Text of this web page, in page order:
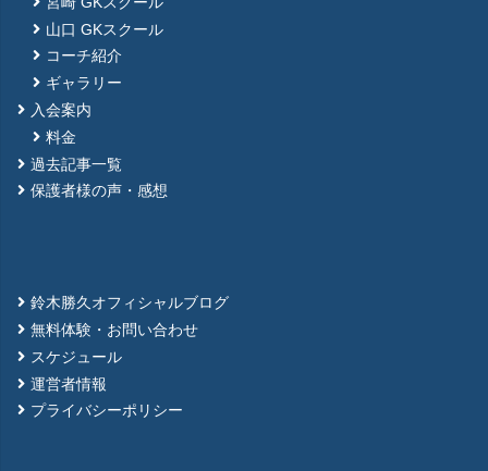
山口 GKスクール
コーチ紹介
ギャラリー
入会案内
料金
過去記事一覧
保護者様の声・感想
鈴木勝久オフィシャルブログ
無料体験・お問い合わせ
スケジュール
運営者情報
プライバシーポリシー